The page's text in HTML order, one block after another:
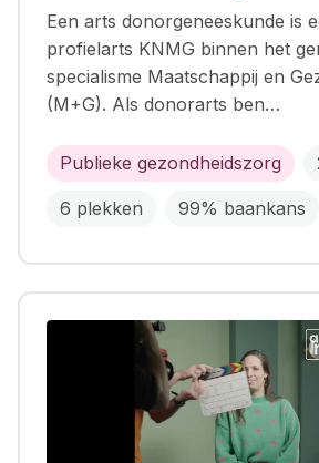
Een arts donorgeneeskunde is
profielarts KNMG binnen het
specialisme Maatschappij en
(M+G). Als donorarts ben…
Publieke gezondheidszorg
6 plekken 99% baankans